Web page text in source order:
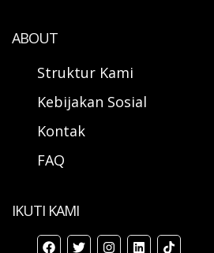
ABOUT
Struktur Kami
Kebijakan Sosial
Kontak
FAQ
IKUTI KAMI